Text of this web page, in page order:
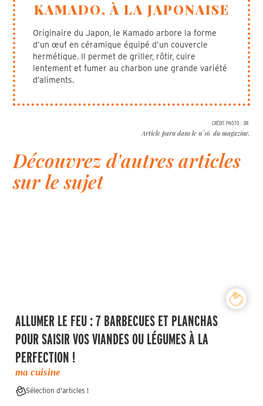
KAMADO, À LA JAPONAISE
Originaire du Japon, le Kamado arbore la forme
d’un œuf en céramique équipé d’un couvercle
hermétique. Il permet de griller, rôtir, cuire
lentement et fumer au charbon une grande variété
d’aliments.
CRÉDIT PHOTO : DR
Article paru dans le n°16 du magazine.
Découvrez d'autres articles
sur le sujet
ALLUMER LE FEU : 7 BARBECUES ET PLANCHAS
POUR SAISIR VOS VIANDES OU LÉGUMES À LA
PERFECTION !
ma cuisine
Sélection d'articles !